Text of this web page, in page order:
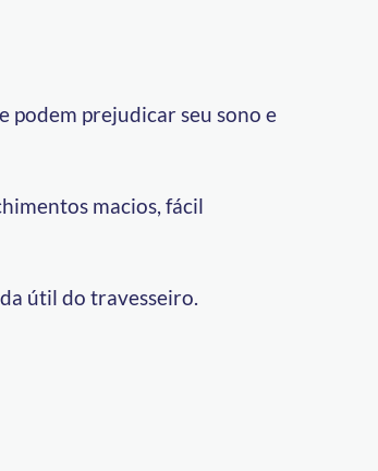
podem prejudicar seu sono e
macios, fácil
útil do travesseiro.